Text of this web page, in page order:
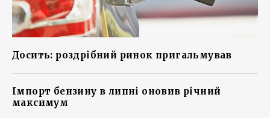
Досить: роздрібний ринок пригальмував
Імпорт бензину в липні оновив річний
максимум